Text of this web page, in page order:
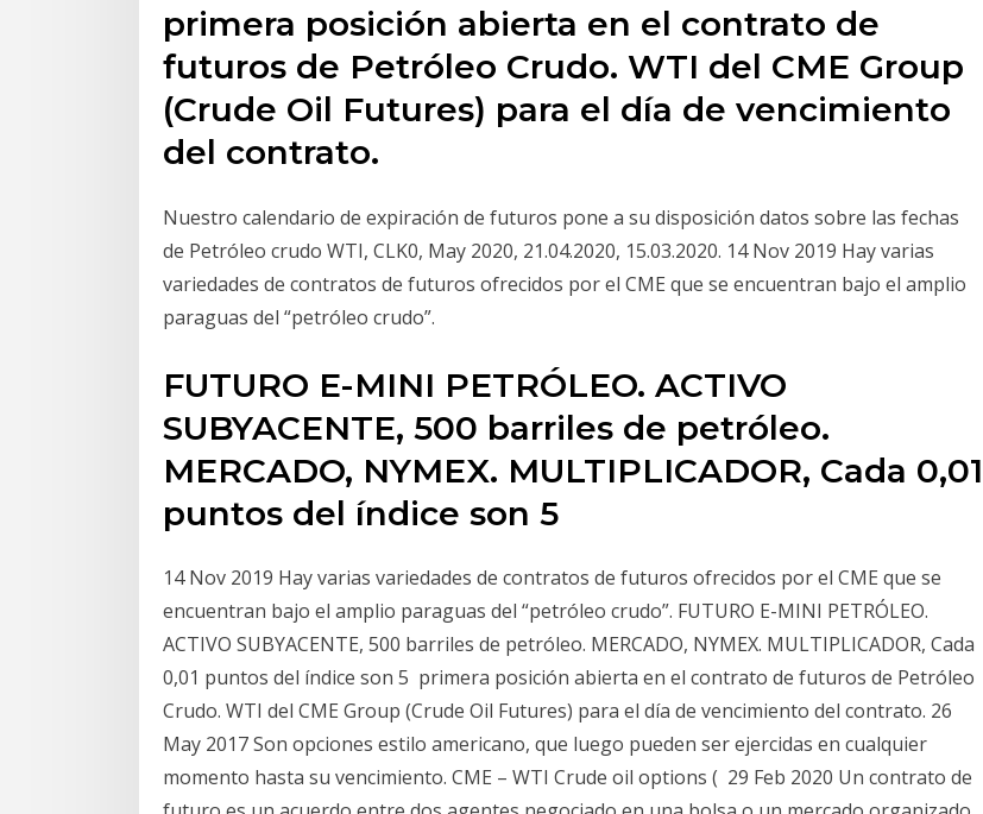
primera posición abierta en el contrato de
futuros de Petróleo Crudo. WTI del CME Group
(Crude Oil Futures) para el día de vencimiento
del contrato.
Nuestro calendario de expiración de futuros pone a su disposición datos sobre las fechas
de Petróleo crudo WTI, CLK0, May 2020, 21.04.2020, 15.03.2020. 14 Nov 2019 Hay varias
variedades de contratos de futuros ofrecidos por el CME que se encuentran bajo el amplio
paraguas del “petróleo crudo”.
FUTURO E-MINI PETRÓLEO. ACTIVO
SUBYACENTE, 500 barriles de petróleo.
MERCADO, NYMEX. MULTIPLICADOR, Cada 0,01
puntos del índice son 5
14 Nov 2019 Hay varias variedades de contratos de futuros ofrecidos por el CME que se
encuentran bajo el amplio paraguas del “petróleo crudo”. FUTURO E-MINI PETRÓLEO.
ACTIVO SUBYACENTE, 500 barriles de petróleo. MERCADO, NYMEX. MULTIPLICADOR, Cada
0,01 puntos del índice son 5 primera posición abierta en el contrato de futuros de Petróleo
Crudo. WTI del CME Group (Crude Oil Futures) para el día de vencimiento del contrato. 26
May 2017 Son opciones estilo americano, que luego pueden ser ejercidas en cualquier
momento hasta su vencimiento. CME – WTI Crude oil options ( 29 Feb 2020 Un contrato de